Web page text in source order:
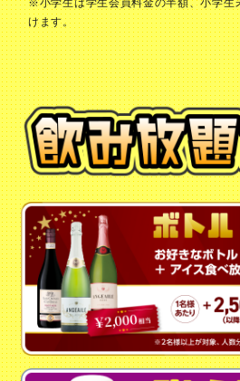
ドリンク飲み
※小学生は学生会員料金の半額、小学生
けます。